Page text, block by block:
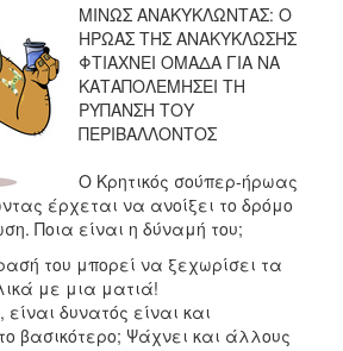
ΜΙΝΩΣ ΑΝΑΚΥΚΛΩΝΤΑΣ: Ο
ΗΡΩΑΣ ΤΗΣ ΑΝΑΚΥΚΛΩΣΗΣ
ΦΤΙΑΧΝΕΙ ΟΜΑΔΑ ΓΙΑ ΝΑ
ΚΑΤΑΠΟΛΕΜΗΣΕΙ ΤΗ
ΡΥΠΑΝΣΗ ΤΟΥ
ΠΕΡΙΒΑΛΛΟΝΤΟΣ
Ο Κρητικός σούπερ-ήρωας
έρχεται να ανοίξει το δρόμο
Ποια είναι η δύναμή του;
του μπορεί να ξεχωρίσει τα
με μια ματιά!
δυνατός είναι και
βασικότερο; Ψάχνει και άλλους